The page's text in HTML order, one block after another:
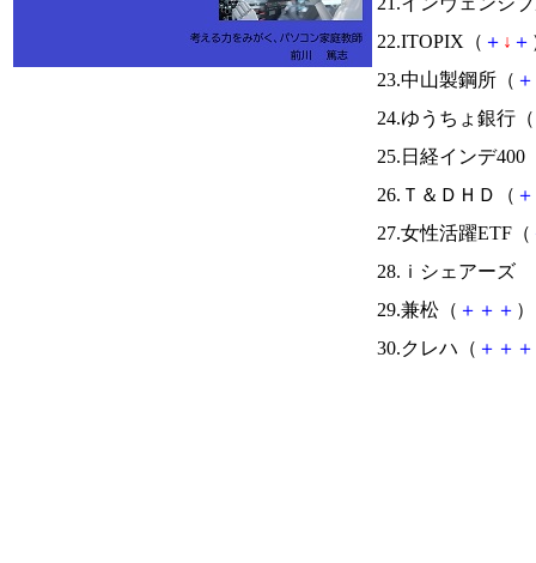
22.ITOPIX（ ＋ ↓ ＋
23.中山製鋼所（ ＋
24.ゆうちょ銀行（
25.日経インデ400
26.Ｔ＆ＤＨＤ（ ＋
27.女性活躍ETF（
28.ｉシェアーズ
29.兼松（ ＋ ＋ ＋
30.クレハ（ ＋ ＋ ＋